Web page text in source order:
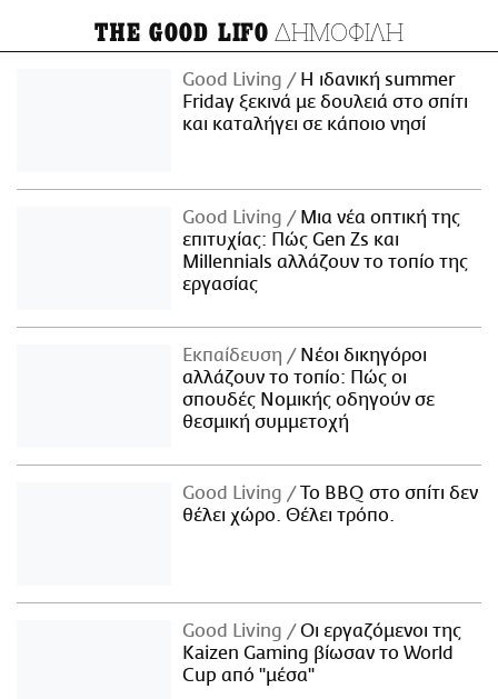
THE GOOD LIFO ΔΗΜΟΦΙΛΗ
Good Living
Η ιδανική summer
Friday ξεκινά με δουλειά στο σπίτι
και καταλήγει σε κάποιο νησί
Good Living
Μια νέα οπτική της
επιτυχίας: Πώς Gen Zs και
Millennials αλλάζουν το τοπίο της
εργασίας
Εκπαίδευση
Νέοι δικηγόροι
αλλάζουν το τοπίο: Πώς οι
σπουδές Νομικής οδηγούν σε
θεσμική συμμετοχή
Good Living
Το BBQ στο σπίτι δεν
θέλει χώρο. Θέλει τρόπο.
Good Living
Οι εργαζόμενοι της
Kaizen Gaming βίωσαν το World
Cup από "μέσα"